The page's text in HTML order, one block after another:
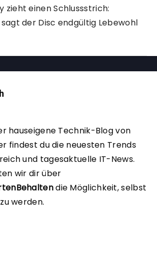
zieht einen Schlussstrich:
der Disc endgültig Lebewohl
hauseigene Technik-Blog von
findest du die neuesten Trends
und tagesaktuelle IT-News.
wir dir über
die Möglichkeit, selbst
werden.